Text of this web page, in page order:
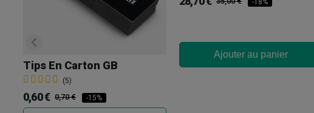
Tips En Carton GB
(5)
0,60 € 0,70 € -15%
-18%
Ajouter au panier